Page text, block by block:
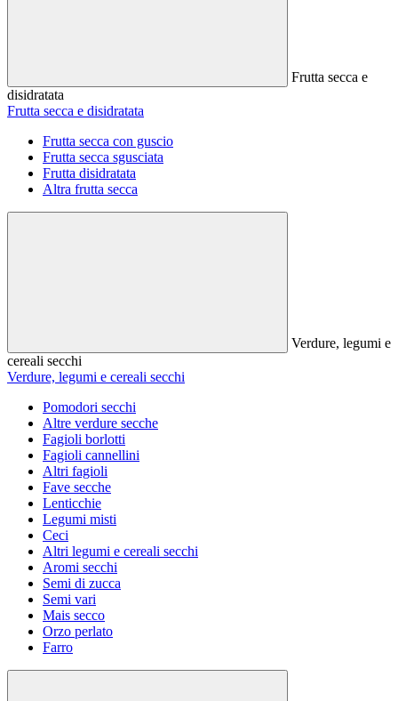
Frutta secca e
disidratata
Frutta secca e disidratata
Frutta secca con guscio
Frutta secca sgusciata
Frutta disidratata
Altra frutta secca
Verdure, legumi e
cereali secchi
Verdure, legumi e cereali secchi
Pomodori secchi
Altre verdure secche
Fagioli borlotti
Fagioli cannellini
Altri fagioli
Fave secche
Lenticchie
Legumi misti
Ceci
Altri legumi e cereali secchi
Aromi secchi
Semi di zucca
Semi vari
Mais secco
Orzo perlato
Farro